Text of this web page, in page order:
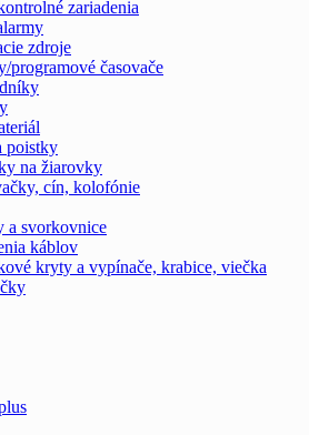
zariadenia
zdroje
programové časovače
poistky
na žiarovky
cín, kolofónie
a svorkovnice
káblov
kryty a vypínače, krabice, viečka